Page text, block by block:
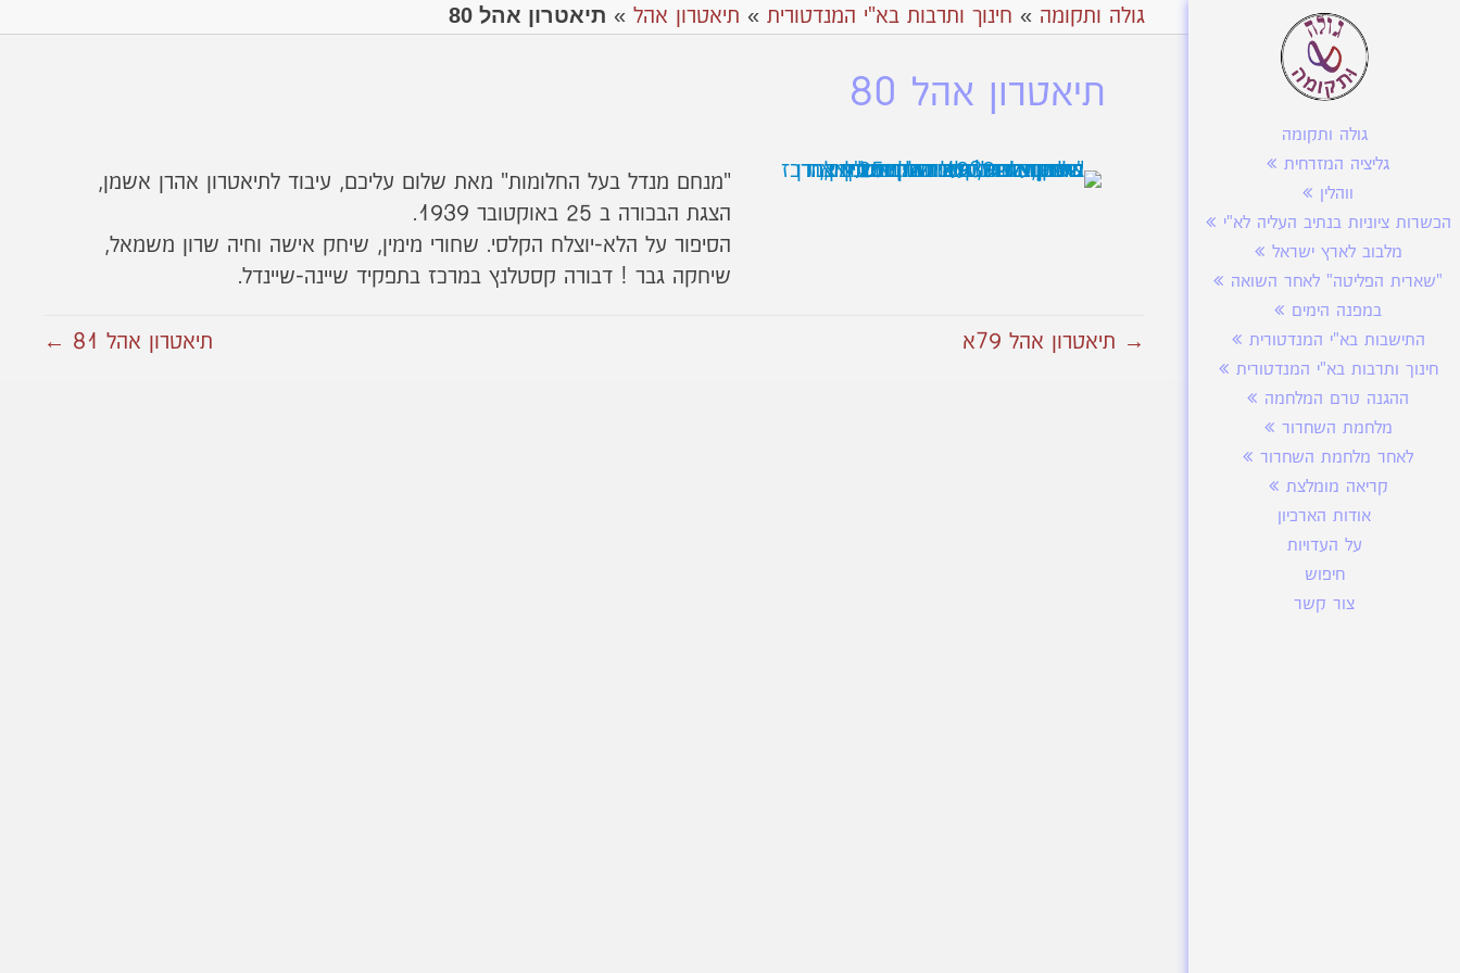
גולה ותקומה
גליציה המזרחית
ווהלין
הכשרות ציוניות בנתיב העליה לא"י
מלבוב לארץ ישראל
"שארית הפליטה" לאחר השואה
במפנה הימים
התישבות בא"י המנדטורית
חינוך ותרבות בא"י המנדטורית
ההגנה טרם המלחמה
מלחמת השחרור
לאחר מלחמת השחרור
קריאה מומלצת
אודות הארכיון
על העדויות
חיפוש
צור קשר
גולה ותקומה » חינוך ותרבות בא"י המנדטורית » תיאטרון אהל » תיאטרון אהל 80
תיאטרון אהל 80
"מנחם מנדל בעל החלומות" מאת שלום עליכם, עיבוד לתיאטרון אהרן אשמן,
הצגת הבכורה ב 25 באוקטובר 1939.
הסיפור על הלא-יוצלח הקלסי. שחורי מימין, שיחק אישה וחיה שרון משמאל,
שיחקה גבר ! דבורה קסטלנץ במרכז בתפקיד שיינה-שיינדל.
→ תיאטרון אהל 79א תיאטרון אהל 81 ←